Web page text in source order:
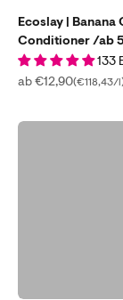
Ecoslay | Banana
Conditioner /ab
133
Angebot
ab €12,90(€118,43/
Gratis Online
Finde die